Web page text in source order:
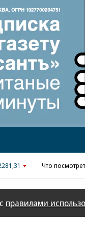
Реклама
Что
правилами